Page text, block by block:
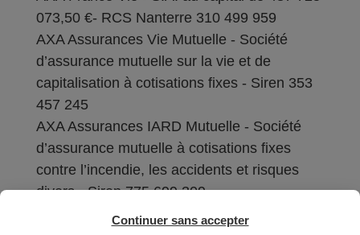
073,50 €- RCS Nanterre 310 499 959
AXA Assurances Vie Mutuelle - Société
d’assurance mutuelle sur la vie et de
capitalisation à cotisations fixes - Siren 353
457 245
AXA Assurances IARD Mutuelle - Société
d’assurance mutuelle à cotisations fixes
contre l’incendie, les accidents et risques
divers - Siren 775 699 309
Sièges sociaux : 313 Terrasses de l’Arche –
Continuer sans accepter